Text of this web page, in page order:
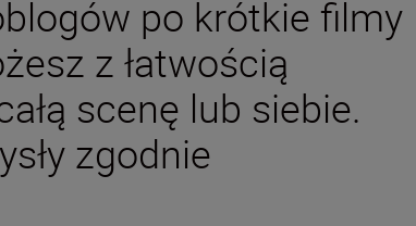
po krótkie filmy
z łatwością
scenę lub siebie.
zgodnie